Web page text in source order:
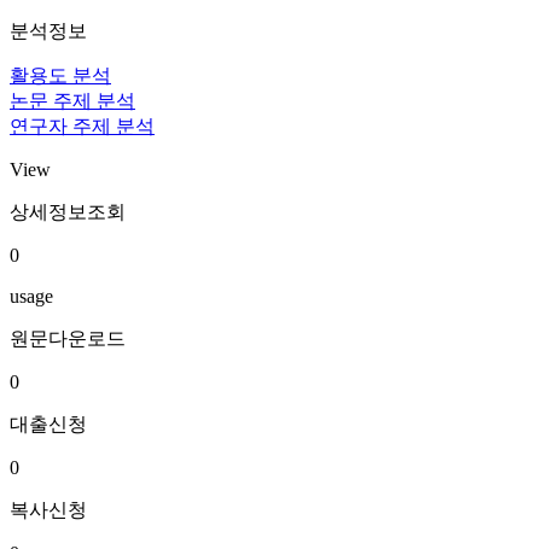
분석정보
활용도 분석
논문 주제 분석
연구자 주제 분석
View
상세정보조회
0
usage
원문다운로드
0
대출신청
0
복사신청